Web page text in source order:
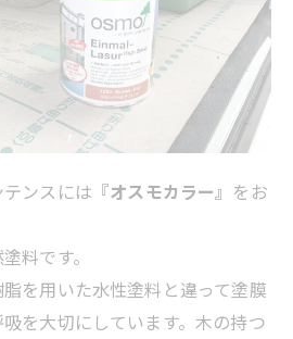
ンスには 『オスモカラー』 をお
料です。
を用いた水性塗料と違って塗膜
を大切にしています。木の持つ